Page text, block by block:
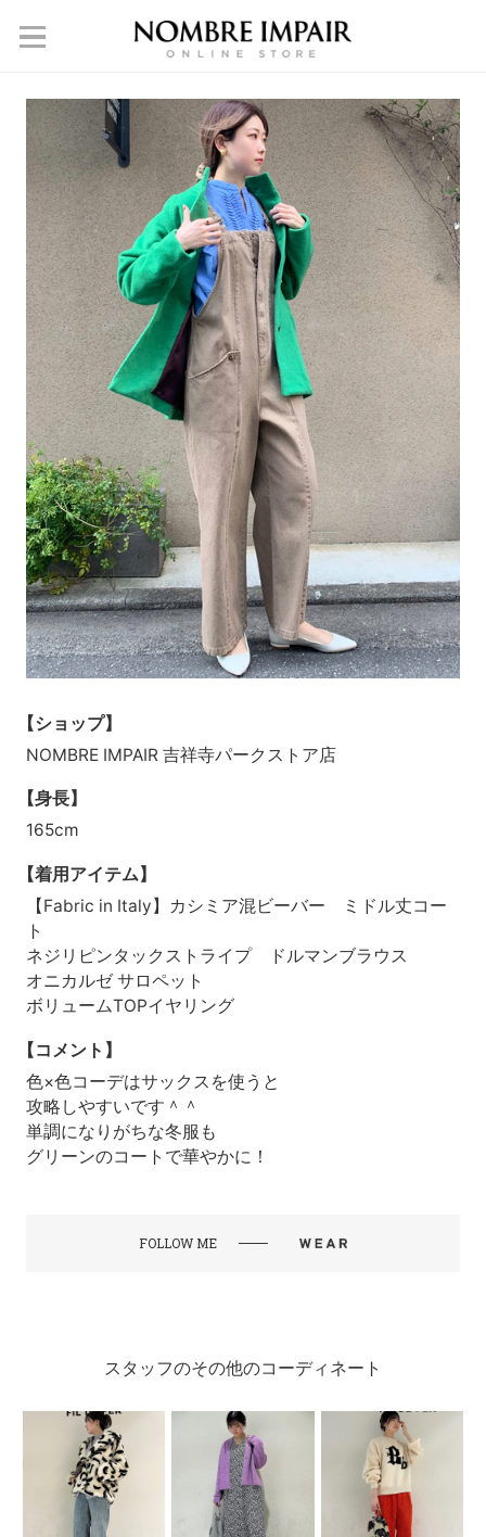
【ショップ】
NOMBRE IMPAIR 吉祥寺パークストア店
【身長】
165cm
【着用アイテム】
【Fabric in Italy】カシミア混ビーバー ミドル丈コー
ト
ネジリピンタックストライプ ドルマンブラウス
オニカルゼ サロペット
ボリュームTOPイヤリング
【コメント】
色×色コーデはサックスを使うと
攻略しやすいです＾＾
単調になりがちな冬服も
グリーンのコートで華やかに！
FOLLOW ME
スタッフのその他のコーディネート